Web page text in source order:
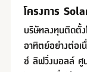
โครงการ
บริษัทลงทุนติดตั้ง
อาทิตย์อย่างต่อเ
ซ์ ลิฟวิ่งมอลล์ ศูน